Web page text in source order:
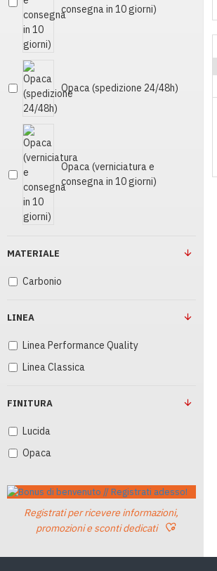
consegna in 10 giorni)
Opaca (spedizione 24/48h)
Opaca (verniciatura e
consegna in 10 giorni)
MATERIALE
Carbonio
LINEA
Linea Performance Quality
Linea Classica
FINITURA
Lucida
Opaca
Registrati per ricevere informazioni,
promozioni e sconti dedicati